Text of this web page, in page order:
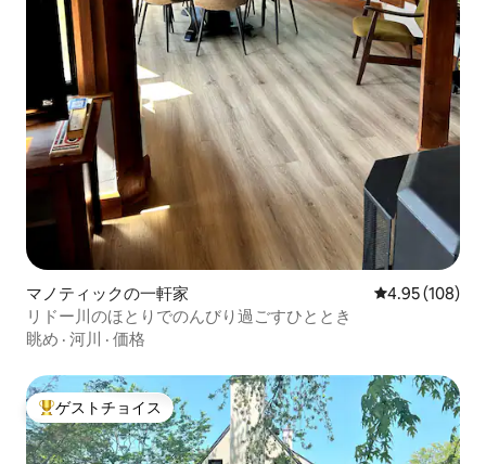
マノティックの一軒家 レビュー108
4.95 (108)
リドー川のほとりでのんびり過ごすひととき
眺め · 河川 · 価格
大好評のゲストチョイスです。
ゲストチョイス